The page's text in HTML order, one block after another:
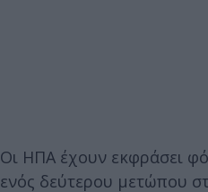
Οι ΗΠΑ έχουν εκφράσει
ενός δεύτερου μετώπου